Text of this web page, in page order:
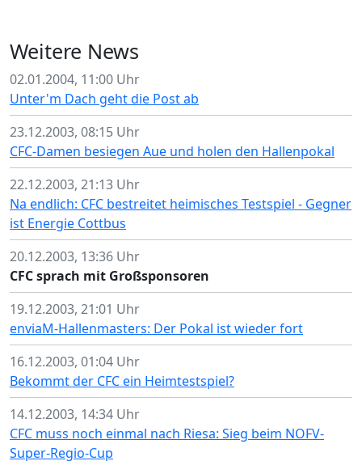
Weitere News
02.01.2004, 11:00 Uhr
Unter'm Dach geht die Post ab
23.12.2003, 08:15 Uhr
CFC-Damen besiegen Aue und holen den Hallenpokal
22.12.2003, 21:13 Uhr
Na endlich: CFC bestreitet heimisches Testspiel - Gegner
ist Energie Cottbus
20.12.2003, 13:36 Uhr
CFC sprach mit Großsponsoren
19.12.2003, 21:01 Uhr
enviaM-Hallenmasters: Der Pokal ist wieder fort
16.12.2003, 01:04 Uhr
Bekommt der CFC ein Heimtestspiel?
14.12.2003, 14:34 Uhr
CFC muss noch einmal nach Riesa: Sieg beim NOFV-
Super-Regio-Cup